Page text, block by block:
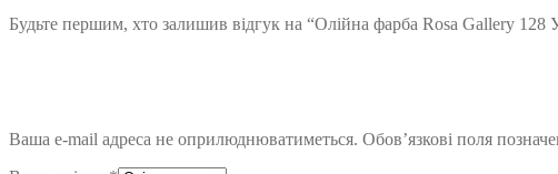
Будьте першим, хто залишив відгук на “Олійна фарба Rosa Gallery 128
Ваша e-mail адреса не оприлюднюватиметься. Обов’язкові поля